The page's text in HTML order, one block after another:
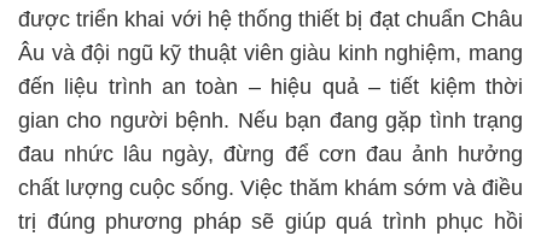
được triển khai với hệ thống thiết bị đạt chuẩn Châu
Âu và đội ngũ kỹ thuật viên giàu kinh nghiệm, mang
đến liệu trình an toàn – hiệu quả – tiết kiệm thời
gian cho người bệnh. Nếu bạn đang gặp tình trạng
đau nhức lâu ngày, đừng để cơn đau ảnh hưởng
chất lượng cuộc sống. Việc thăm khám sớm và điều
trị đúng phương pháp sẽ giúp quá trình phục hồi